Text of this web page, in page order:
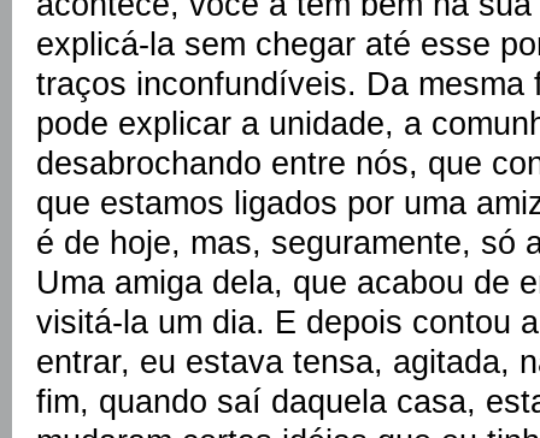
explicá-la sem chegar até esse
traços inconfundíveis. Da mesma
pode explicar a unidade, a
desabrochando entre nós, que
que estamos ligados por uma
é de hoje, mas, seguramente, só
Uma amiga dela, que acabou de
visitá-la um dia. E depois contou
entrar, eu estava tensa, agitada,
fim, quando saí daquela casa,